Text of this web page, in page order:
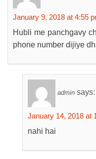
January 9, 2018 at 4:55
Hubli me panchgavy
phone number dijiye
admin says:
January 14, 2018 at
nahi hai